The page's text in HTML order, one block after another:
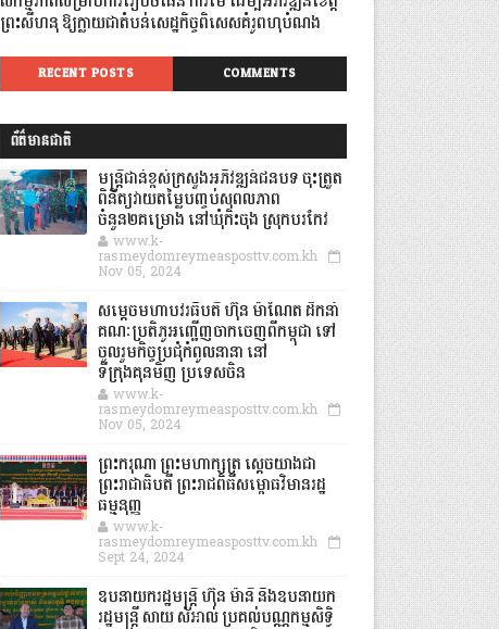
ព្រះសីហនុ ឱ្យក្លាយជាតំបន់សេដ្ឋកិច្ចពិសេសគំរូពហុបំណង
RECENT POSTS COMMENTS
ព័ត៌មានជាតិ
មន្ត្រីជាន់ខ្ពស់ក្រសួងអភិវឌ្ឍន៍ជនបទ ចុះត្រួត
ពិនិត្យវាយតម្លៃបញ្ចប់សុពលភាព
ចំនួន២គម្រោង នៅឃុំកិះចុង ស្រុកបរកែវ
www.k-
rasmeydomreymeasposttv.com.kh
Nov 05, 2024
សម្តេចមហាបវរធិបតី ហ៊ុន ម៉ាណែត ដឹកនាំ
គណៈប្រតិភូអញ្ជើញចាកចេញពីកម្ពុជា ទៅ
ចូលរួមកិច្ចប្រជុំកំពូលនានា នៅ
ទីក្រុងគុនមិញ ប្រទេសចិន
www.k-
rasmeydomreymeasposttv.com.kh
Nov 05, 2024
ព្រះករុណា ព្រះមហាក្សត្រ ស្តេចយាងជា
ព្រះរាជាធិបតី ព្រះរាជពិធីសម្ពោធវិមានរដ្ឋ
ធម្មនុញ្ញ
www.k-
rasmeydomreymeasposttv.com.kh
Sept 24, 2024
ឧបនាយករដ្ឋមន្ដ្រី ហ៊ុន ម៉ានី និងឧបនាយក
រដ្ឋមន្ដ្រី សាយ សំអាល់ ប្រគល់បណ្ណកម្មសិទ្ធិ